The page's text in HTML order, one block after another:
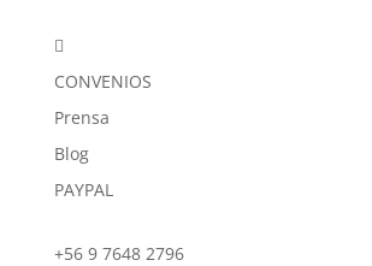

CONVENIOS
Prensa
Blog
PAYPAL
+56 9 7648 2796